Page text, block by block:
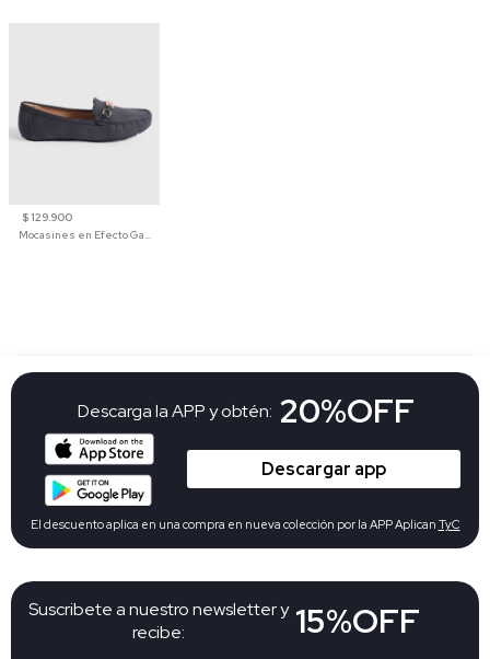
$ 129.900
Mocasines en Efecto Gamuzado Para Mujer
Suscribete a nuestro newsletter y
recibe:
15%OFF
Descarga la APP y obtén: 20%OFF
Descargar app
El descuento aplica en una compra en nueva colección por la APP Aplican TyC